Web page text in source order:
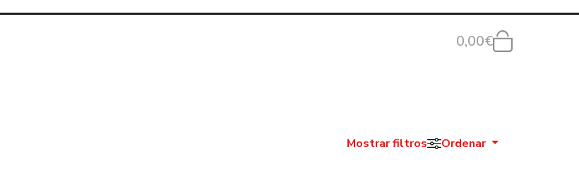
0,00€
Mostrar filtros Ordenar